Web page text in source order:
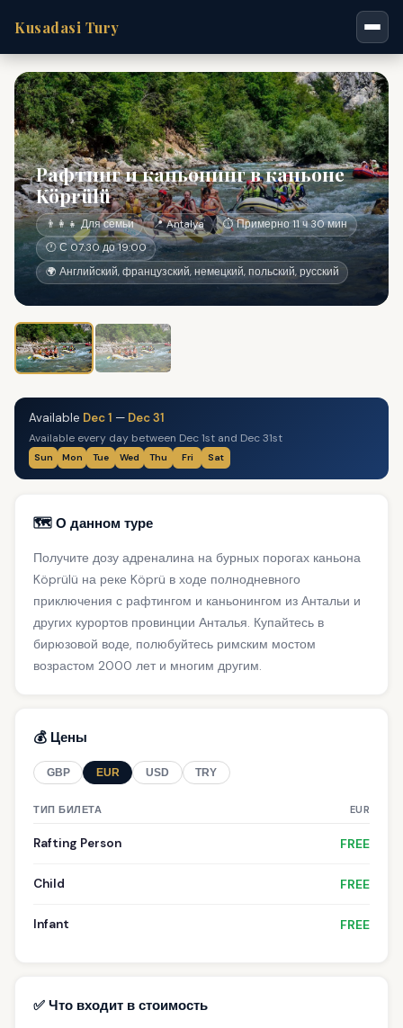
Kusadasi Tury
Рафтинг и каньонинг в каньоне
Köprülü
👨‍👩‍👧 Для семьи 📍 Antalya
⏱ Примерно 11 ч 30 мин
🕐 С 07:30 до 19:00
🌍 Английский, французский, немецкий, польский, русский
Available Dec 1 — Dec 31
Available every day between Dec 1st and Dec 31st
Sun Mon Tue Wed Thu Fri Sat
🗺️ О данном туре
Получите дозу адреналина на бурных порогах каньона
Köprülü на реке Köprü в ходе полнодневного
приключения с рафтингом и каньонингом из Антальи и
других курортов провинции Анталья. Купайтесь в
бирюзовой воде, полюбуйтесь римским мостом
возрастом 2000 лет и многим другим.
💰 Цены
GBP EUR USD TRY
ТИП БИЛЕТА EUR
Rafting Person FREE
Child FREE
Infant FREE
✅ Что входит в стоимость